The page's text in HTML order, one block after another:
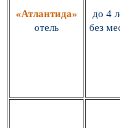
«Атлантида»
отель
до 4
без